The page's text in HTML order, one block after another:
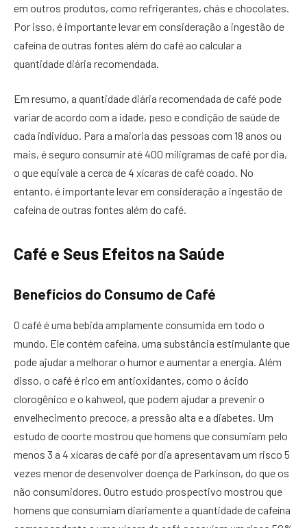
em outros produtos, como refrigerantes, chás e chocolates.
Por isso, é importante levar em consideração a ingestão de
cafeína de outras fontes além do café ao calcular a
quantidade diária recomendada.
Em resumo, a quantidade diária recomendada de café pode
variar de acordo com a idade, peso e condição de saúde de
cada indivíduo. Para a maioria das pessoas com 18 anos ou
mais, é seguro consumir até 400 miligramas de café por dia,
o que equivale a cerca de 4 xícaras de café coado. No
entanto, é importante levar em consideração a ingestão de
cafeína de outras fontes além do café.
Café e Seus Efeitos na Saúde
Benefícios do Consumo de Café
O café é uma bebida amplamente consumida em todo o
mundo. Ele contém cafeína, uma substância estimulante que
pode ajudar a melhorar o humor e aumentar a energia. Além
disso, o café é rico em antioxidantes, como o ácido
clorogênico e o kahweol, que podem ajudar a prevenir o
envelhecimento precoce, a pressão alta e a diabetes. Um
estudo de coorte mostrou que homens que consumiam pelo
menos 3 a 4 xícaras de café por dia apresentavam um risco 5
vezes menor de desenvolver doença de Parkinson, do que os
não consumidores. Outro estudo prospectivo mostrou que
homens que consumiam diariamente a quantidade de cafeína